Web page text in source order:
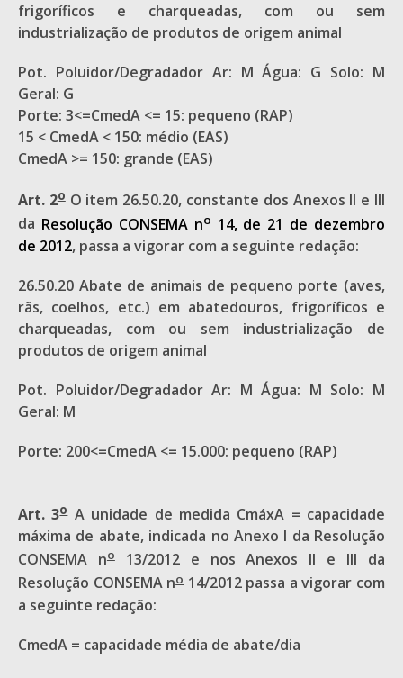
frigoríficos e charqueadas, com ou sem
industrialização de produtos de origem animal
Pot. Poluidor/Degradador Ar: M Água: G Solo: M
Geral: G
Porte: 3<=CmedA <= 15: pequeno (RAP)
15 < CmedA < 150: médio (EAS)
CmedA >= 150: grande (EAS)
Art. 2oO item 26.50.20, constante dos Anexos II e III
da Resolução CONSEMA no 14, de 21 de dezembro
de 2012, passa a vigorar com a seguinte redação:
26.50.20 Abate de animais de pequeno porte (aves,
rãs, coelhos, etc.) em abatedouros, frigoríficos e
charqueadas, com ou sem industrialização de
produtos de origem animal
Pot. Poluidor/Degradador Ar: M Água: M Solo: M
Geral: M
Porte: 200<=CmedA <= 15.000: pequeno (RAP)
Art. 3oA unidade de medida CmáxA = capacidade
máxima de abate, indicada no Anexo I da Resolução
CONSEMA no13/2012 e nos Anexos II e III da
Resolução CONSEMA no14/2012 passa a vigorar com
a seguinte redação:
CmedA = capacidade média de abate/dia